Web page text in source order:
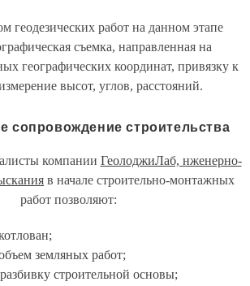
геодезических работ на данном этапе
съемка, направленная на
географических координат, привязку к
высот, углов, расстояний.
сопровождение строительства
компании ГеолоджиЛаб, нженерно-
в начале строительно-монтажных
работ позволяют:
земляных работ;
строительной основы;